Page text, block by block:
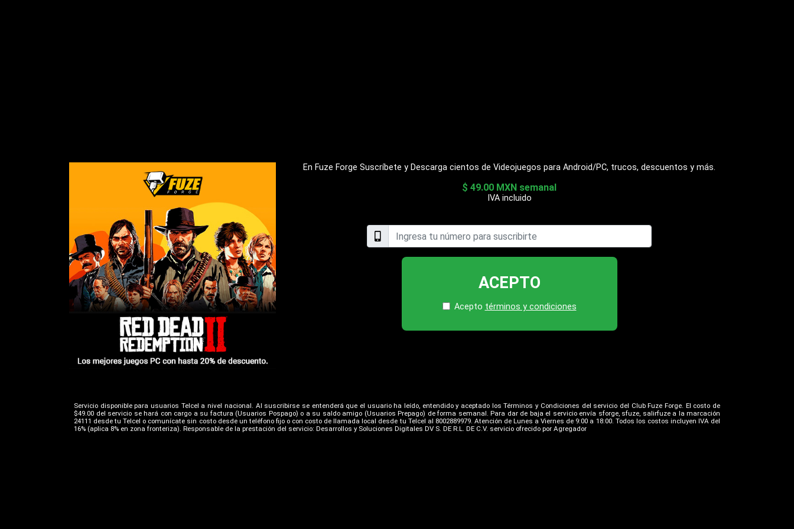
En Fuze Forge Suscríbete y Descarga cientos de Videojuegos para Android/PC, trucos, descuentos y más.
$ 49.00 MXN semanal
IVA incluido
ACEPTO
Acepto términos y condiciones
Servicio disponible para usuarios Telcel a nivel nacional. Al suscribirse se entenderá que el usuario ha leído, entendido y aceptado los Términos y Condiciones del servicio del Club Fuze Forge. El costo de
$49.00 del servicio se hará con cargo a su factura (Usuarios Pospago) o a su saldo amigo (Usuarios Prepago) de forma semanal. Para dar de baja el servicio envía sforge, sfuze, salirfuze a la marcación
24111 desde tu Telcel o comunícate sin costo desde un teléfono fijo o con costo de llamada local desde tu Telcel al 8002889979. Atención de Lunes a Viernes de 9:00 a 18:00. Todos los costos incluyen IVA del
16% (aplica 8% en zona fronteriza). Responsable de la prestación del servicio: Desarrollos y Soluciones Digitales DV S. DE R.L. DE C.V. servicio ofrecido por Agregador